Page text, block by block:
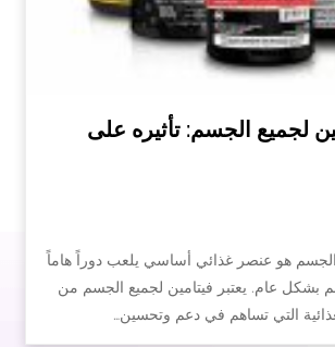
لجميع الجسم: تأثيره على
الجسم هو عنصر غذائي أساسي يلعب دوراً هاماً
عام. يعتبر فيتامين لجميع الجسم من
التي تساهم في دعم وتحسين…